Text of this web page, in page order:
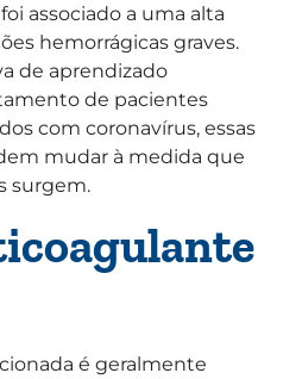
associado a uma alta
hemorrágicas graves.
de aprendizado
de pacientes
com coronavírus, essas
mudar à medida que
surgem.
é geralmente